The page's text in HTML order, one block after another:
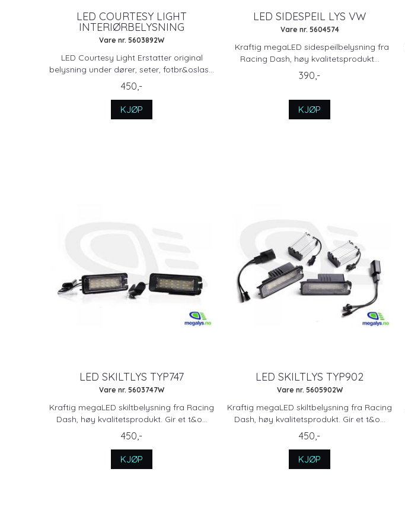
LED COURTESY LIGHT
INTERIØRBELYSNING
Vare nr. 5603892W
LED Courtesy Light Erstatter original
belysning under dører, seter, fotbr&oslas...
450,-
KJØP
LED SIDESPEIL LYS VW
Vare nr. 5604574
Kraftig megaLED sidespeilbelysning fra
Racing Dash, høy kvalitetsprodukt...
390,-
KJØP
LED SKILTLYS TYP747
Vare nr. 5603747W
Kraftig megaLED skiltbelysning fra Racing
Dash, høy kvalitetsprodukt. Gir et t&o...
450,-
KJØP
LED SKILTLYS TYP902
Vare nr. 5605902W
Kraftig megaLED skiltbelysning fra Racing
Dash, høy kvalitetsprodukt. Gir et t&o...
450,-
KJØP